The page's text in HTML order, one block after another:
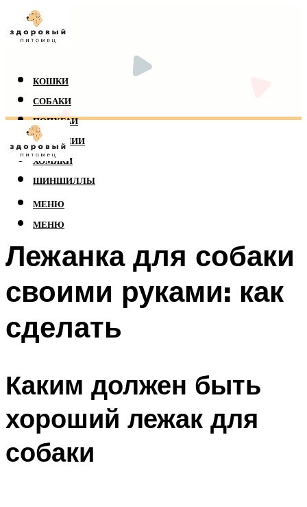
КОШКИ
СОБАКИ
ПОПУГАИ
РЕПТИЛИИ
ХОМЯКИ
ШИНШИЛЛЫ
МЕНЮ
МЕНЮ
Лежанка для собаки
своими руками: как
сделать
Каким должен быть
хороший лежак для
собаки